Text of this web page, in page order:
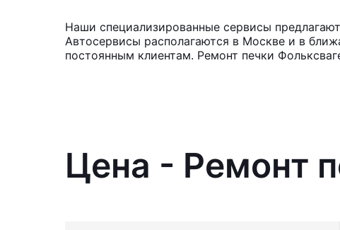
Наши специализированные сервисы
Автосервисы располагаются в Москве и в
постоянным клиентам. Ремонт печки
Цена - Ремонт